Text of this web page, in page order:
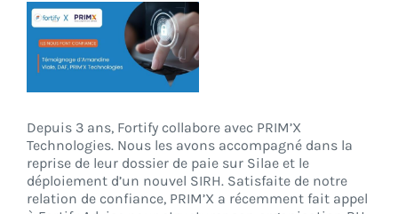
Support
Voir
l'image
agrandie
Depuis 3 ans, Fortify collabore avec PRIM’X
Technologies. Nous les avons accompagné dans la
reprise de leur dossier de paie sur Silae et le
déploiement d’un nouvel SIRH. Satisfaite de notre
relation de confiance, PRIM’X a récemment fait appel